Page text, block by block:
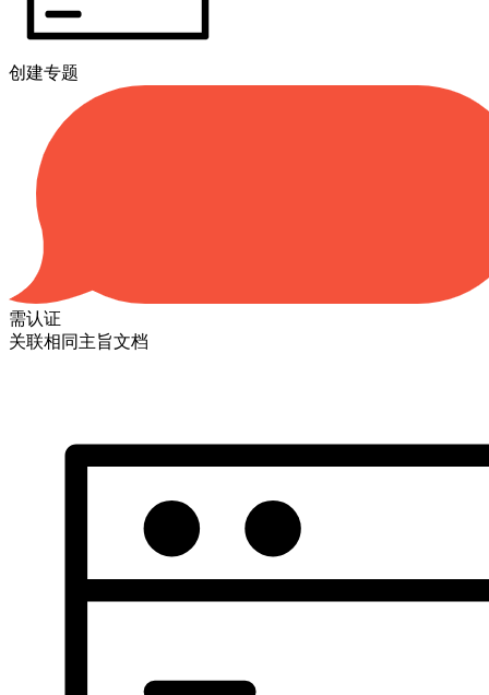
创建专题
需认证
关联相同主旨文档